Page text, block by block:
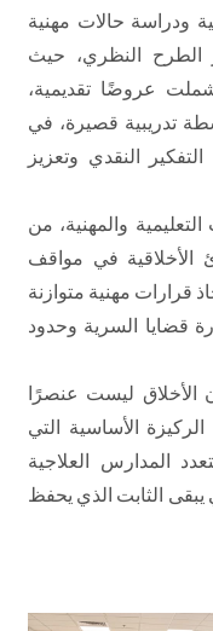
ودراسة حالات مهنية
الطرح النظري، حيث
عروضًا تقديمية،
تدريبية قصيرة، في
النقدي وتعزيز
والمهنية، من
الأخلاقية في مواقف
قرارات مهنية متوازنة
قضايا السرية وحدود
الأخلاق ليست عنصرًا
الأساسية التي
المدارس العلاجية
يبقى الثابت الذي يحفظ